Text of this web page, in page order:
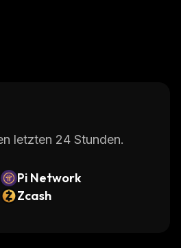
letzten 24 Stunden.
Pi Network
Zcash